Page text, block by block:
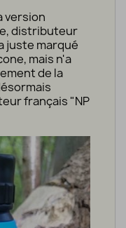
version
distributeur
juste marqué
mais n'a
de la
français "NP